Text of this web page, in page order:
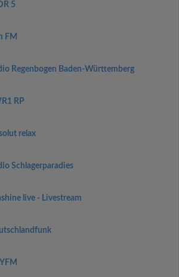
5
FM
Regenbogen Baden-Württemberg
RP
relax
Schlagerparadies
live - Livestream